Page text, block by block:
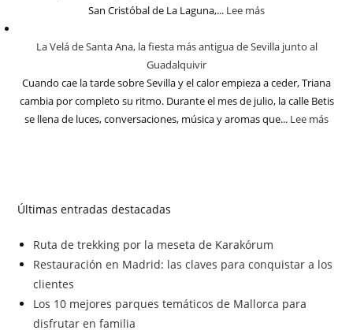
San Cristóbal de La Laguna,... Lee más
La Velá de Santa Ana, la fiesta más antigua de Sevilla junto al
Guadalquivir
Cuando cae la tarde sobre Sevilla y el calor empieza a ceder, Triana
cambia por completo su ritmo. Durante el mes de julio, la calle Betis
se llena de luces, conversaciones, música y aromas que... Lee más
Últimas entradas destacadas
Ruta de trekking por la meseta de Karakórum
Restauración en Madrid: las claves para conquistar a los
clientes
Los 10 mejores parques temáticos de Mallorca para
disfrutar en familia